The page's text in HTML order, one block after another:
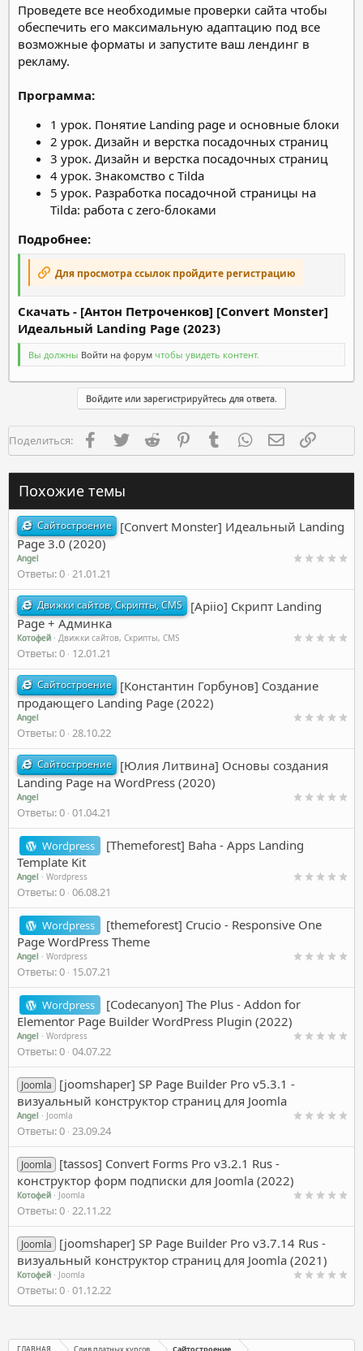
Проведете все необходимые проверки сайта чтобы
обеспечить его максимальную адаптацию под все
возможные форматы и запустите ваш лендинг в
рекламу.
Программа:
1 урок. Понятие Landing page и основные блоки
2 урок. Дизайн и верстка посадочных страниц
3 урок. Дизайн и верстка посадочных страниц
4 урок. Знакомство с Tilda
5 урок. Разработка посадочной страницы на
Tilda: работа с zero-блоками
Подробнее:
Для просмотра ссылок пройдите регистрацию
Скачать - [Антон Петроченков] [Convert Monster]
Идеальный Landing Page (2023)
Вы должны Войти на форум чтобы увидеть контент.
Войдите или зарегистрируйтесь для ответа.
Поделиться: FacebookTwitter Reddit PinterestTumblr WhatsAppЭлектронная
Похожие темы
Сайтостроение
[Convert Monster] Идеальный Landing
Page 3.0 (2020)
Angel
Ответы 0 21.01.21
Движки сайтов, Скрипты, CMS
[Apiio] Скрипт Landing
Page + Админка
Котофей Движки сайтов, Скрипты, CMS
Ответы 0 12.01.21
Сайтостроение
[Константин Горбунов] Создание
продающего Landing Page (2022)
Angel
Ответы 0 28.10.22
Сайтостроение
[Юлия Литвина] Основы создания
Landing Page на WordPress (2020)
Angel
Ответы 0 01.04.21
Wordpress
[Themeforest] Baha - Apps Landing
Template Kit
Angel Wordpress
Ответы 0 06.08.21
Wordpress
[themeforest] Crucio - Responsive One
Page WordPress Theme
Angel Wordpress
Ответы 0 15.07.21
Wordpress
[Codecanyon] The Plus - Addon for
Elementor Page Builder WordPress Plugin (2022)
Angel Wordpress
Ответы 0 04.07.22
Joomla
[joomshaper] SP Page Builder Pro v5.3.1 -
визуальный конструктор страниц для Joomla
Angel Joomla
Ответы 0 23.09.24
Joomla
[tassos] Convert Forms Pro v3.2.1 Rus -
конструктор форм подписки для Joomla (2022)
Котофей Joomla
Ответы 0 22.11.22
Joomla
[joomshaper] SP Page Builder Pro v3.7.14 Rus -
визуальный конструктор страниц для Joomla (2021)
Котофей Joomla
Ответы 0 01.12.22
ГЛАВНАЯ Слив платных курсов Сайтостроение